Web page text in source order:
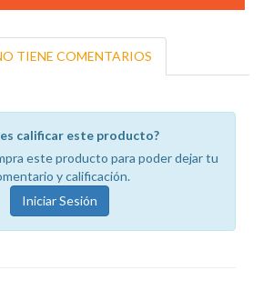
TIENE COMENTARIOS
calificar este producto?
este producto para poder dejar tu
y calificación.
Iniciar Sesión